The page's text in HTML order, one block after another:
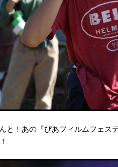
と！あの『ぴあフィルムフェス